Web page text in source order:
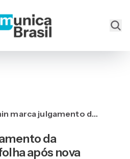
marca julgamento da
derrota do governo
da
após nova